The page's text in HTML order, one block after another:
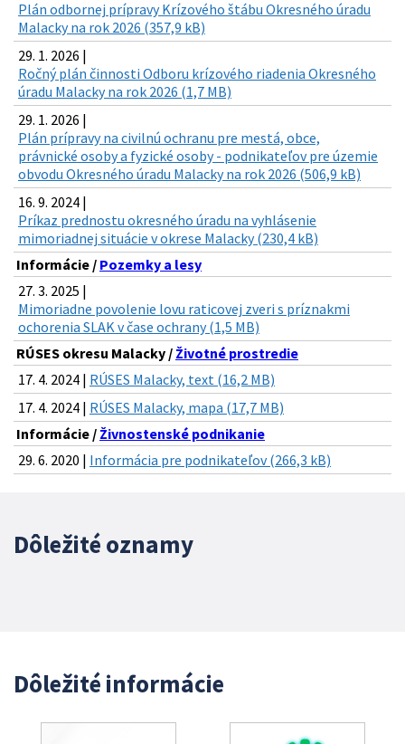
Plán odbornej prípravy Krízového štábu Okresného úradu
Malacky na rok 2026 (357,9 kB)
29. 1. 2026 |
Ročný plán činnosti Odboru krízového riadenia Okresného
úradu Malacky na rok 2026 (1,7 MB)
29. 1. 2026 |
Plán prípravy na civilnú ochranu pre mestá, obce,
právnické osoby a fyzické osoby - podnikateľov pre územie
obvodu Okresného úradu Malacky na rok 2026 (506,9 kB)
16. 9. 2024 |
Príkaz prednostu okresného úradu na vyhlásenie
mimoriadnej situácie v okrese Malacky (230,4 kB)
Informácie / Pozemky a lesy
27. 3. 2025 |
Mimoriadne povolenie lovu raticovej zveri s príznakmi
ochorenia SLAK v čase ochrany (1,5 MB)
RÚSES okresu Malacky / Životné prostredie
17. 4. 2024 | RÚSES Malacky, text (16,2 MB)
17. 4. 2024 | RÚSES Malacky, mapa (17,7 MB)
Informácie / Živnostenské podnikanie
29. 6. 2020 | Informácia pre podnikateľov (266,3 kB)
Dôležité oznamy
Dôležité informácie